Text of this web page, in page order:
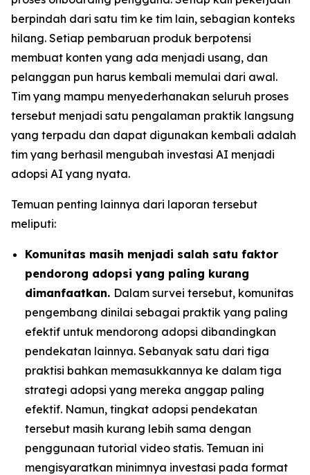
berpindah dari satu tim ke tim lain, sebagian konteks
hilang. Setiap pembaruan produk berpotensi
membuat konten yang ada menjadi usang, dan
pelanggan pun harus kembali memulai dari awal.
Tim yang mampu menyederhanakan seluruh proses
tersebut menjadi satu pengalaman praktik langsung
yang terpadu dan dapat digunakan kembali adalah
tim yang berhasil mengubah investasi AI menjadi
adopsi AI yang nyata.
Temuan penting lainnya dari laporan tersebut
meliputi:
Komunitas masih menjadi salah satu faktor
pendorong adopsi yang paling kurang
dimanfaatkan. Dalam survei tersebut, komunitas
pengembang dinilai sebagai praktik yang paling
efektif untuk mendorong adopsi dibandingkan
pendekatan lainnya. Sebanyak satu dari tiga
praktisi bahkan memasukkannya ke dalam tiga
strategi adopsi yang mereka anggap paling
efektif. Namun, tingkat adopsi pendekatan
tersebut masih kurang lebih sama dengan
penggunaan tutorial video statis. Temuan ini
mengisyaratkan minimnya investasi pada format